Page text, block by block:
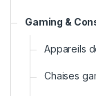
Gaming &
Appareils
Chaises